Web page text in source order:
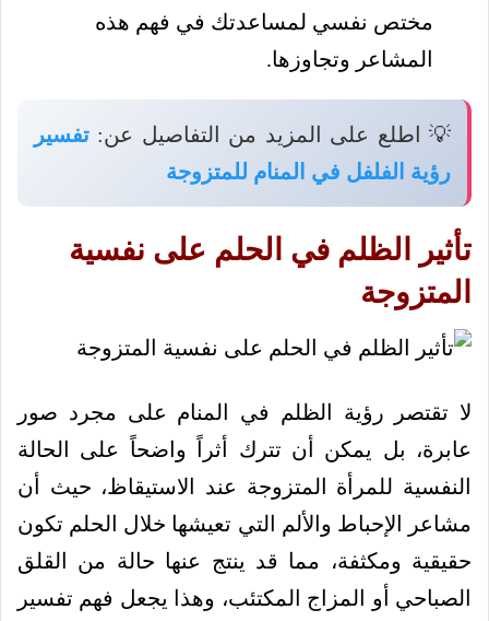
مختص نفسي لمساعدتك في فهم هذه
المشاعر وتجاوزها.
💡 اطلع على المزيد من التفاصيل عن: تفسير
رؤية الفلفل في المنام للمتزوجة
تأثير الظلم في الحلم على نفسية
المتزوجة
لا تقتصر رؤية الظلم في المنام على مجرد صور
عابرة، بل يمكن أن تترك أثراً واضحاً على الحالة
النفسية للمرأة المتزوجة عند الاستيقاظ، حيث أن
مشاعر الإحباط والألم التي تعيشها خلال الحلم تكون
حقيقية ومكثفة، مما قد ينتج عنها حالة من القلق
الصباحي أو المزاج المكتئب، وهذا يجعل فهم تفسير